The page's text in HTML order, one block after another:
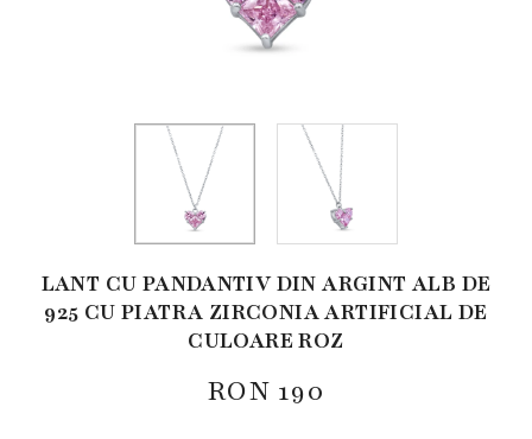
LANT CU PANDANTIV DIN ARGINT ALB DE
925 CU PIATRA ZIRCONIA ARTIFICIAL DE
CULOARE ROZ
RON 190